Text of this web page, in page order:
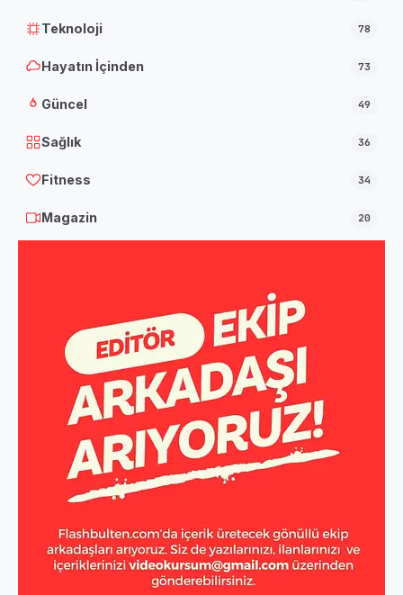
Teknoloji 78
Hayatın İçinden 73
Güncel 49
Sağlık 36
Fitness 34
Magazin 20